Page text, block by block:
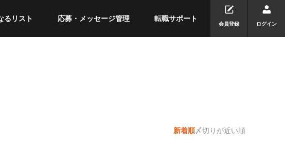
るリスト 応募・メッセージ管理 転職サポート
会員登録 ログイン
新着順〆切りが近い順